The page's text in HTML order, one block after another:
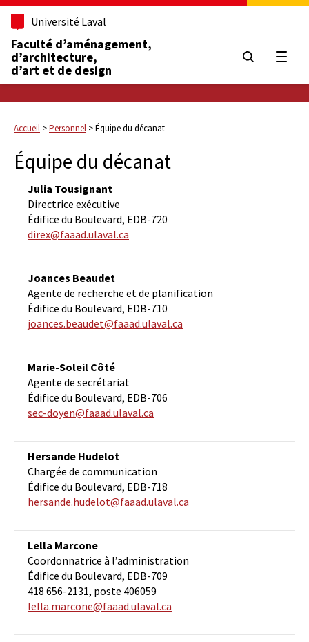
Université Laval
Faculté d’aménagement,
d’architecture,
d’art et de design
Accueil >Personnel >Équipe du décanat
Équipe du décanat
Julia Tousignant
Directrice exécutive
Édifice du Boulevard, EDB-720
direx@faaad.ulaval.ca
Joances Beaudet
Agente de recherche et de planification
Édifice du Boulevard, EDB-710
joances.beaudet@faaad.ulaval.ca
Marie-Soleil Côté
Agente de secrétariat
Édifice du Boulevard, EDB-706
sec-doyen@faaad.ulaval.ca
Hersande Hudelot
Chargée de communication
Édifice du Boulevard, EDB-718
hersande.hudelot@faaad.ulaval.ca
Lella Marcone
Coordonnatrice à l’administration
Édifice du Boulevard, EDB-709
418 656-2131, poste 406059
lella.marcone@faaad.ulaval.ca